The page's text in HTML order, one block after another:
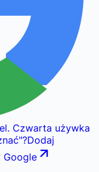
Czwarta używka
"?Dodaj
Google